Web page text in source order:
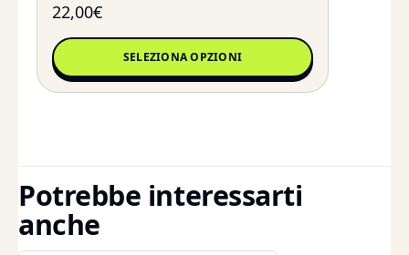
22,00€
SELEZIONA OPZIONI
Potrebbe interessarti
anche